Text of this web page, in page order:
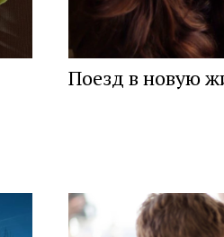
Поезд в новую